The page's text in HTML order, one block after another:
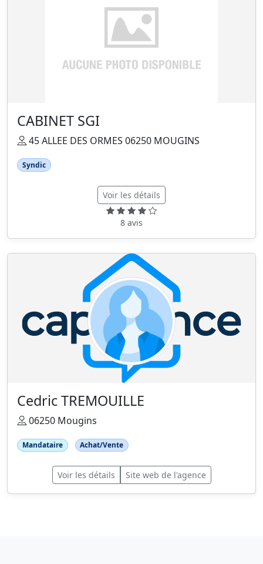
CABINET SGI
45 ALLEE DES ORMES 06250 MOUGINS
Syndic
Voir les détails
8 avis
Cedric TREMOUILLE
06250 Mougins
Mandataire Achat/Vente
Voir les détails Site web de l'agence